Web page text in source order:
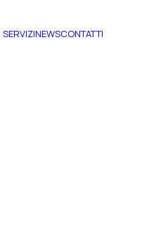
SERVIZINEWSCONTATTI